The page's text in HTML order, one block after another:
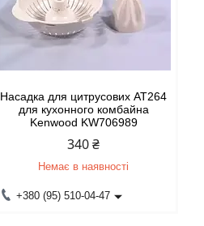
Насадка для цитрусових AT264
для кухонного комбайна
Kenwood KW706989
340 ₴
Немає в наявності
+380 (95) 510-04-47